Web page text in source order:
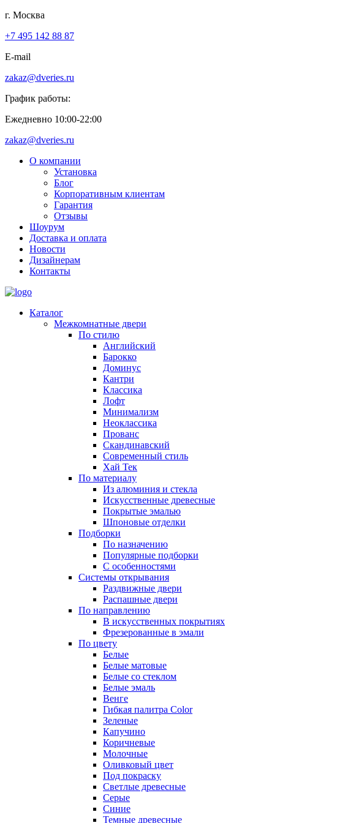
г. Москва
+7 495 142 88 87
E-mail
zakaz@dveries.ru
График работы:
Ежедневно 10:00-22:00
zakaz@dveries.ru
О компании
Установка
Блог
Корпоративным клиентам
Гарантия
Отзывы
Шоурум
Доставка и оплата
Новости
Дизайнерам
Контакты
Каталог
Межкомнатные двери
По стилю
Английский
Барокко
Доминус
Кантри
Классика
Лофт
Минимализм
Неоклассика
Прованс
Скандинавский
Современный стиль
Хай Тек
По материалу
Из алюминия и стекла
Искусственные древесные
Покрытые эмалью
Шпоновые отделки
Подборки
По назначению
Популярные подборки
С особенностями
Системы открывания
Раздвижные двери
Распашные двери
По направлению
В искусственных покрытиях
Фрезерованные в эмали
По цвету
Белые
Белые матовые
Белые со стеклом
Белые эмаль
Венге
Гибкая палитра Color
Зеленые
Капучино
Коричневые
Молочные
Оливковый цвет
Под покраску
Светлые древесные
Серые
Синие
Темные древесные